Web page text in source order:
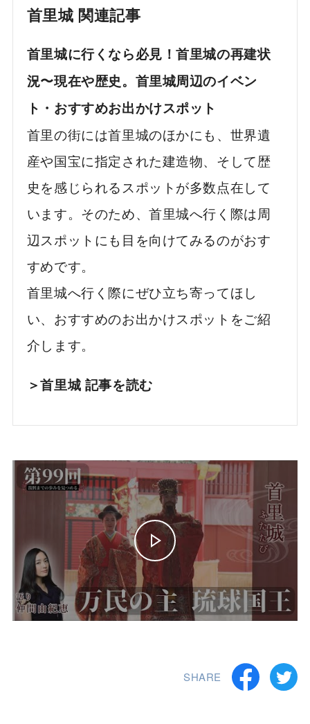
首里城 関連記事
首里城に行くなら必見！首里城の再建状
況〜現在や歴史。首里城周辺のイベン
ト・おすすめお出かけスポット
首里の街には首里城のほかにも、世界遺
産や国宝に指定された建造物、そして歴
史を感じられるスポットが多数点在して
います。そのため、首里城へ行く際は周
辺スポットにも目を向けてみるのがおす
すめです。
首里城へ行く際にぜひ立ち寄ってほし
い、おすすめのお出かけスポットをご紹
介します。
＞首里城 記事を読む
SHARE